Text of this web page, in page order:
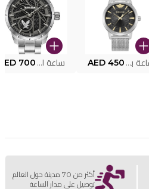
ساعة بوليس للرجال PEWJG0005002 AED 450 ساعة البوليس PEWJG2227302 700
أكثر من 70 مدينة حول العالم
توصيل على مدار الساعة